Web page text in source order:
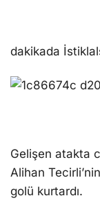
dakikada
Gelişen atakta
Alihan
golü kurtardı.